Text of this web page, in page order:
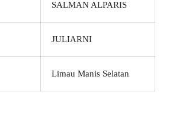
SALMAN ALPARIS
JULIARNI
Limau Manis Selatan